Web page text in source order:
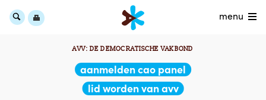
aanmelden cao panel
lid worden van avv
menu
AVV: DE DEMOCRATISCHE VAKBOND